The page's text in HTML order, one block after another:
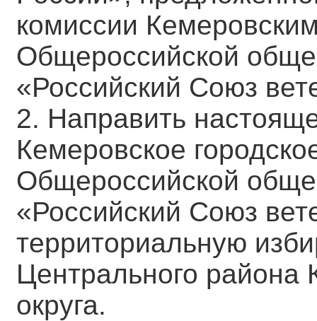
комиссии
Общероссийской
«Российский Союз
2. Направить
Кемеровское
Общероссийской
«Российский Союз
территориальную
Центрального района
округа.